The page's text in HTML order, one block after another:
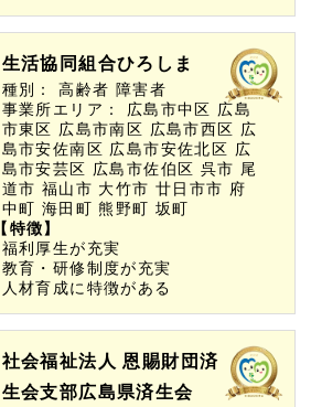
生活協同組合ひろしま
種別： 高齢者 障害者
事業所エリア：
広島市中区 広島
市東区 広島市南区 広島市西区 広
島市安佐南区 広島市安佐北区 広
島市安芸区 広島市佐伯区 呉市 尾
道市 福山市 大竹市廿日市市 府
中町 海田町熊野町坂町
【特徴】
福利厚生が充実
教育・研修制度が充実
人材育成に特徴がある
社会福祉法人 恩賜財団済
生会支部広島県済生会